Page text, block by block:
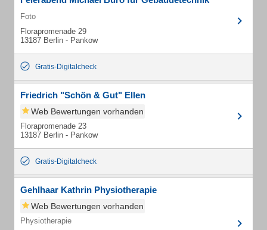
Foto
Florapromenade 29
13187 Berlin - Pankow
Gratis-Digitalcheck
Friedrich "Schön & Gut" Ellen
Web Bewertungen vorhanden
Florapromenade 23
13187 Berlin - Pankow
Gratis-Digitalcheck
Gehlhaar Kathrin Physiotherapie
Web Bewertungen vorhanden
Physiotherapie